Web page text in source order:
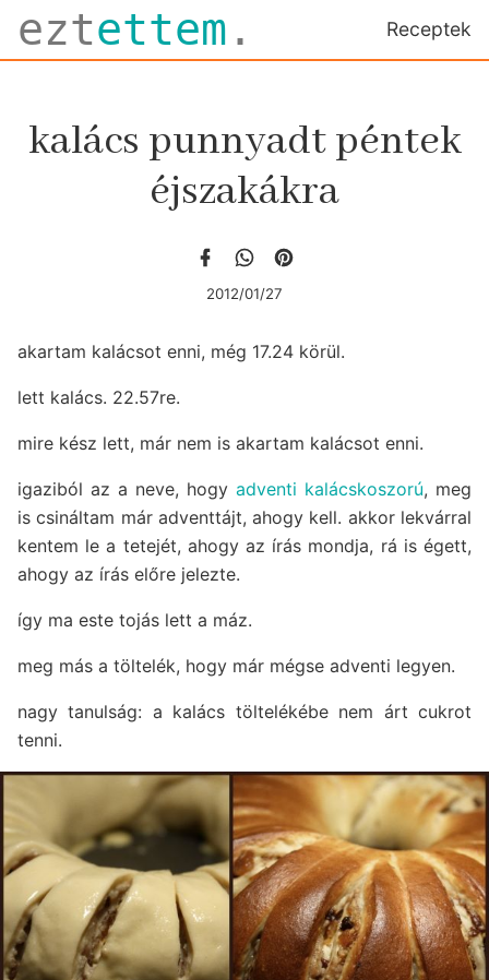
eztettem . Receptek
kalács punnyadt péntek
éjszakákra
2012/01/27
akartam kalácsot enni, még 17.24 körül.
lett kalács. 22.57re.
mire kész lett, már nem is akartam kalácsot enni.
igaziból az a neve, hogy adventi kalácskoszorú, meg
is csináltam már adventtájt, ahogy kell. akkor lekvárral
kentem le a tetejét, ahogy az írás mondja, rá is égett,
ahogy az írás előre jelezte.
így ma este tojás lett a máz.
meg más a töltelék, hogy már mégse adventi legyen.
nagy tanulság: a kalács töltelékébe nem árt cukrot
tenni.